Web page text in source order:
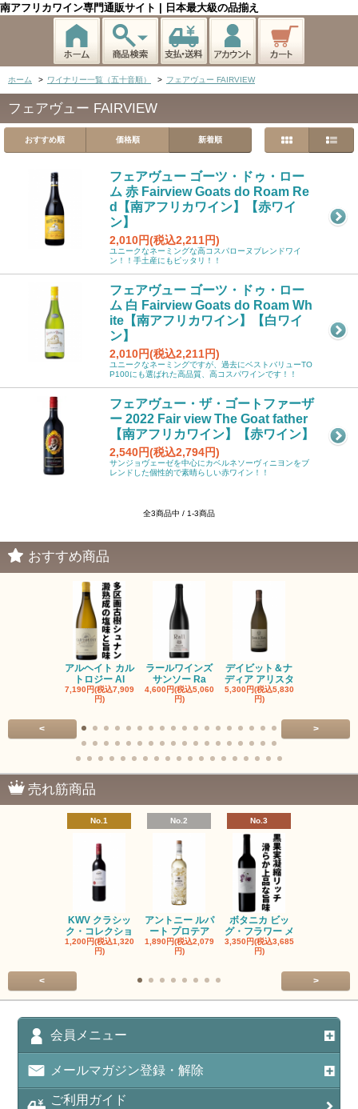
南アフリカワイン専門通販サイト | 日本最大級の品揃え
ホーム > ワイナリー一覧（五十音順） > フェアヴュー FAIRVIEW
フェアヴュー FAIRVIEW
おすすめ順 価格順 新着順
フェアヴュー ゴーツ・ドゥ・ロー
ム 赤 Fairview Goats do Roam Re
d【南アフリカワイン】【赤ワイ
ン】
2,010円(税込2,211円)
ユニークなネーミングな高コスパローヌブレンドワイ
ン！！手土産にもピッタリ！！
フェアヴュー ゴーツ・ドゥ・ロー
ム 白 Fairview Goats do Roam Wh
ite【南アフリカワイン】【白ワイ
ン】
2,010円(税込2,211円)
ユニークなネーミングですが、過去にベストバリューTO
P100にも選ばれた高品質、高コスパワインです！！
フェアヴュー・ザ・ゴートファーザ
ー 2022 Fair view The Goat father
【南アフリカワイン】【赤ワイン】
2,540円(税込2,794円)
サンジョヴェーゼを中心にカベルネソーヴィニヨンをブ
レンドした個性的で素晴らしい赤ワイン！！
全3商品中 / 1-3商品
おすすめ商品
アルヘイト カル
トロジー Al
7,190円(税込7,909
円)
ラールワインズ
サンソー Ra
4,600円(税込5,060
円)
デイビット＆ナ
ディア アリスタ
5,300円(税込5,830
円)
< >
売れ筋商品
No.1
KWV クラシッ
ク・コレクショ
1,200円(税込1,320
円)
No.2
アントニー ルパ
ート プロテア
1,890円(税込2,079
円)
No.3
ボタニカ ビッ
グ・フラワー メ
3,350円(税込3,685
円)
< >
会員メニュー
メールマガジン登録・解除
ご利用ガイド